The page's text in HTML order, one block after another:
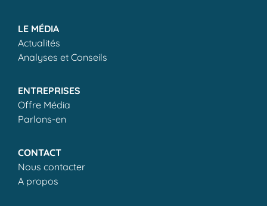
LE MÉDIA
Actualités
Analyses et Conseils
ENTREPRISES
Offre Média
Parlons-en
CONTACT
Nous contacter
A propos